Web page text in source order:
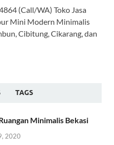
(Call/WA) Toko Jasa
Mini Modern Minimalis
Cibitung, Cikarang, dan
TAGS
Minimalis Bekasi
2020